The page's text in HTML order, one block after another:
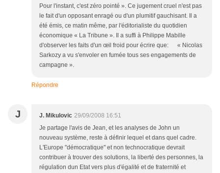
Pour l'instant, c'est zéro pointé ». Ce jugement cruel n'est pas
le fait d'un opposant enragé ou d'un plumitif gauchisant. Il a
été émis, ce matin même, par l'éditorialiste du quotidien
économique « La Tribune ». Il a suffi à Philippe Mabille
d'observer les faits d'un œil froid pour écrire que: « Nicolas
Sarkozy a vu s'envoler en fumée tous ses engagements de
campagne ».
Répondre
J J. Mikulovic 29/09/2008 16:51
Je partage l'avis de Jean, et les analyses de John un
nouveau système, reste à définir lequel et dans quel cadre.
L'Europe "démocratique" et non technocratique devrait
contribuer à trouver des solutions, la liberté des personnes, la
régulation dun Etat vers plus d'égalité et de fraternité et